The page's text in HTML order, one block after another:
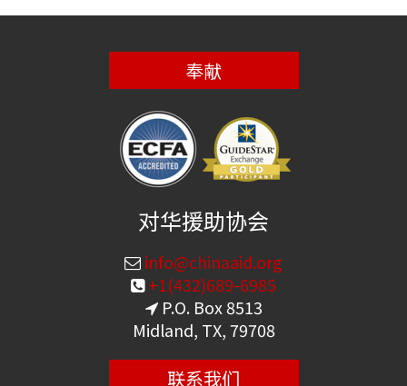
奉献
对华援助协会
info@chinaaid.org
+1(432)689-6985
P.O. Box 8513
Midland, TX, 79708
联系我们